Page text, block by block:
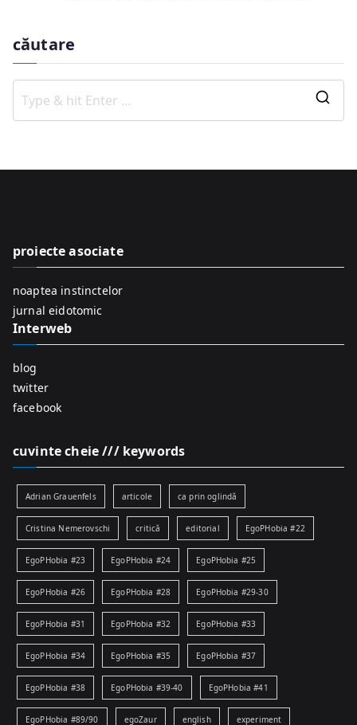
căutare
o
proiecte asociate
noaptea instinctelor
jurnal eidotomic
Interweb
blog
twitter
facebook
cuvinte cheie /// keywords
Adrian Grauenfels articole ca prin oglindă
Cristina Nemerovschi critică editorial EgoPHobia #22
EgoPHobia #23 EgoPHobia #24 EgoPHobia #25
EgoPHobia #26 EgoPHobia #28 EgoPHobia #29-30
EgoPHobia #31 EgoPHobia #32 EgoPHobia #33
EgoPHobia #34 EgoPHobia #35 EgoPHobia #37
EgoPHobia #38 EgoPHobia #39-40 EgoPHobia #41
EgoPHobia #89/90 egoZaur english experiment